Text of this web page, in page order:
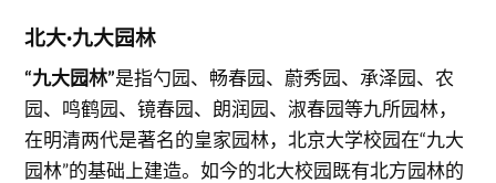
北大·九大园林
“九大园林”是指勺园、畅春园、蔚秀园、承泽园、农
园、鸣鹤园、镜春园、朗润园、淑春园等九所园林，
在明清两代是著名的皇家园林，北京大学校园在“九大
园林”的基础上建造。如今的北大校园既有北方园林的